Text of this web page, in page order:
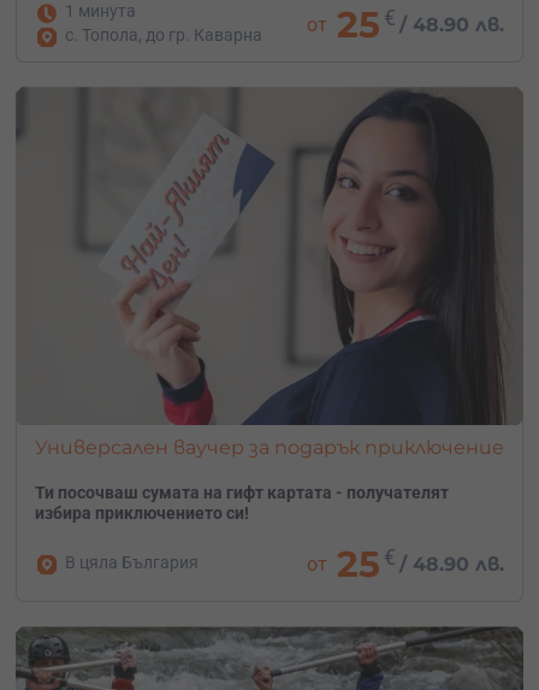
1 минута
с. Топола, до гр. Каварна
от 25 € /48.90 лв.
Универсален ваучер за подарък приключение
Ти посочваш сумата на гифт картата - получателят
избира приключението си!
В цяла България от 25 € / 48.90 лв.